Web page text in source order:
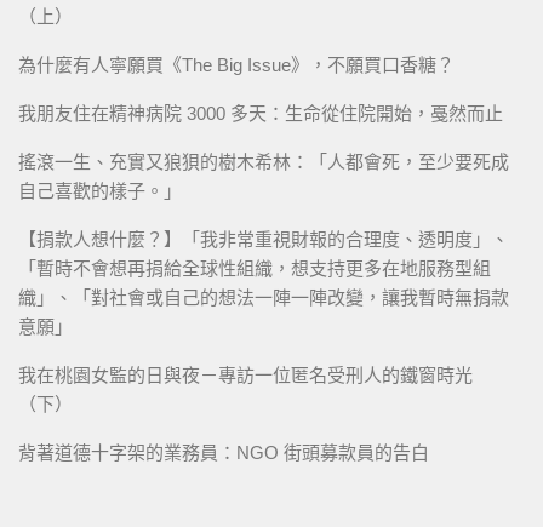
（上）
為什麼有人寧願買《The Big Issue》，不願買口香糖？
我朋友住在精神病院 3000 多天：生命從住院開始，戞然而止
搖滾一生、充實又狼狽的樹木希林：「人都會死，至少要死成
自己喜歡的樣子。」
【捐款人想什麼？】「我非常重視財報的合理度、透明度」、
「暫時不會想再捐給全球性組織，想支持更多在地服務型組
織」、「對社會或自己的想法一陣一陣改變，讓我暫時無捐款
意願」
我在桃園女監的日與夜－專訪一位匿名受刑人的鐵窗時光
（下）
背著道德十字架的業務員：NGO 街頭募款員的告白